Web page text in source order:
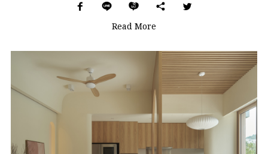
Read More